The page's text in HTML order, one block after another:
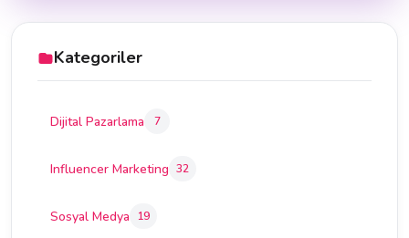
Kategoriler
Dijital Pazarlama 7
Influencer Marketing 32
Sosyal Medya 19